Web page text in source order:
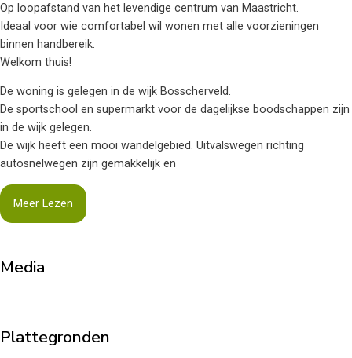
Op loopafstand van het levendige centrum van Maastricht.
Ideaal voor wie comfortabel wil wonen met alle voorzieningen
binnen handbereik.
Welkom thuis!
De woning is gelegen in de wijk Bosscherveld.
De sportschool en supermarkt voor de dagelijkse boodschappen zijn
in de wijk gelegen.
De wijk heeft een mooi wandelgebied. Uitvalswegen richting
autosnelwegen zijn gemakkelijk en
Meer Lezen
Media
Plattegronden